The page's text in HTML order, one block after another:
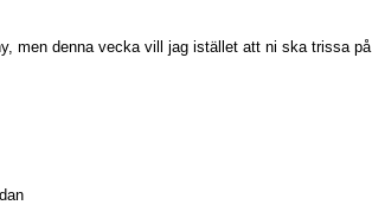
men denna vecka vill jag istället att ni ska trissa på